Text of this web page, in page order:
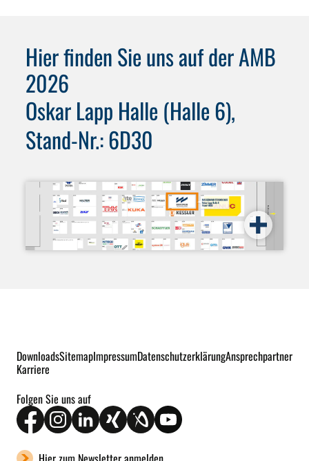
Hier finden Sie uns auf der AMB
2026
Oskar Lapp Halle (Halle 6),
Stand-Nr.: 6D30
DownloadsSitemapImpressumDatenschutzerklärungAnsprechpartner
Karriere
Folgen Sie uns auf